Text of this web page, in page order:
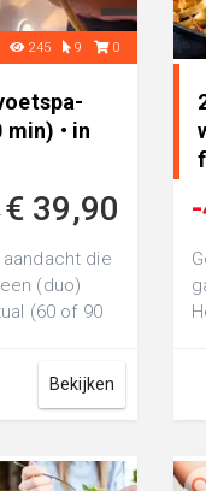
245 9 0
• in
€ 39,90
die
(duo)
(60 of 90
Bekijken